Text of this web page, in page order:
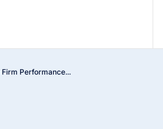
Performance...